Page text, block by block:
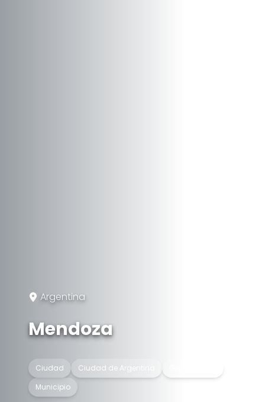
Argentina
Mendoza
Ciudad Ciudad de Argentina
Municipio